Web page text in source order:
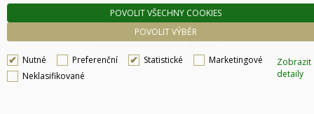
Technické řešení © 2026 CyberSoft s.r.o.
Podle zákona o evidenci tržeb je prodávající povinen vystavit kupujícímu účtenku. Zároveň
je povinen zaevidovat přijatou tržbu u správce daně online, v případě technického
POVOLIT VÝBĚR
POVOLIT VŠECHNY COOKIES
Nutné Preferenční Statistické
Marketingové
Neklasifikované
Zobrazit
detaily